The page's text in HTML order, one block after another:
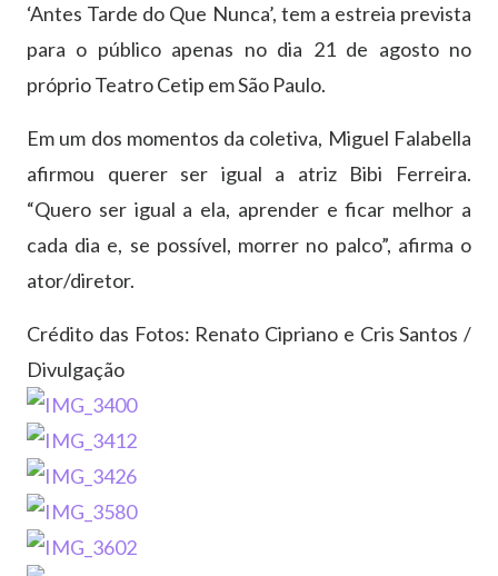
‘Antes Tarde do Que Nunca’, tem a estreia prevista
para o público apenas no dia 21 de agosto no
próprio Teatro Cetip em São Paulo.
Em um dos momentos da coletiva, Miguel Falabella
afirmou querer ser igual a atriz Bibi Ferreira.
“Quero ser igual a ela, aprender e ficar melhor a
cada dia e, se possível, morrer no palco”, afirma o
ator/diretor.
Crédito das Fotos: Renato Cipriano e Cris Santos /
Divulgação